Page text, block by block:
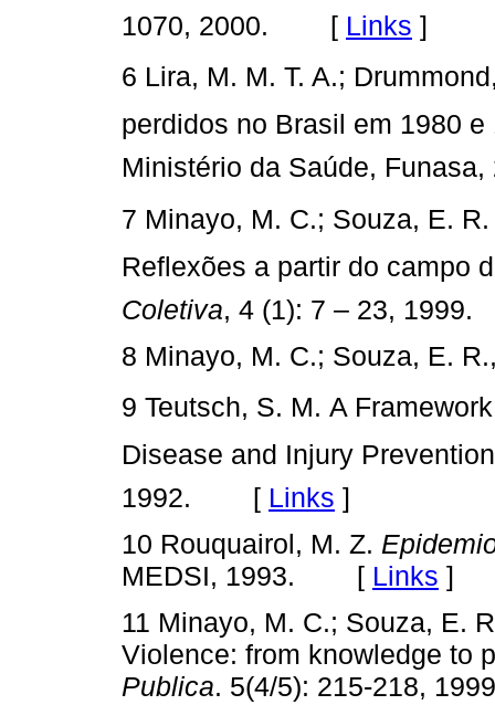
1070, 2000. [ Links ]
6 Lira, M. M. T. A.;
perdidos no Brasil em 1980 e
Ministério da Saúde,
7 Minayo, M. C.; Souza, E.
Reflexões a partir do campo
Coletiva, 4 (1): 7 – 23,
8 Minayo, M. C.; Souza, E.
9 Teutsch, S. M. A
Disease and Injury
1992. [ Links ]
10 Rouquairol, M. Z.
MEDSI, 1993. [ Links ]
11 Minayo, M. C.; Souza, E.
Violence: from knowledge to
Publica. 5(4/5): 215-218,